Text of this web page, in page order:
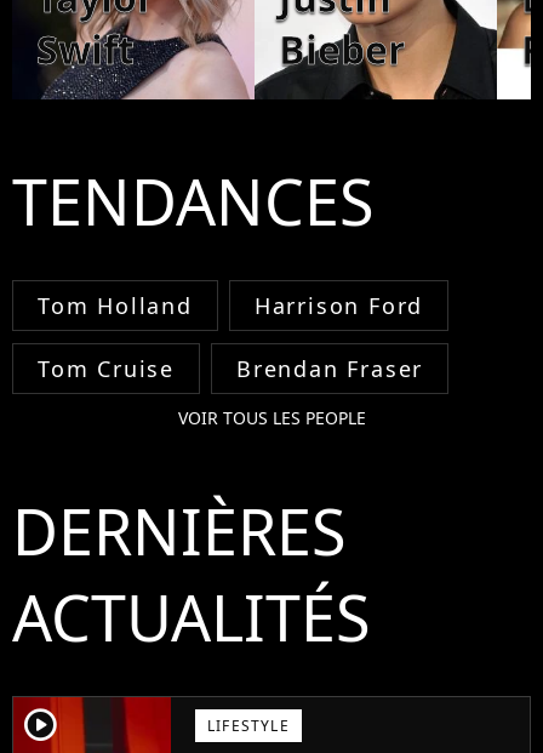
Swift
Bieber
TENDANCES
Tom Holland Harrison Ford
Tom Cruise Brendan Fraser
VOIR TOUS LES PEOPLE
DERNIÈRES
ACTUALITÉS
player2 LIFESTYLE